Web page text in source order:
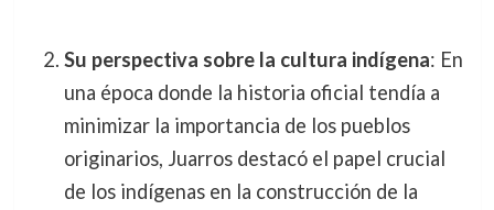
Su perspectiva sobre la cultura indígena: En
una época donde la historia oficial tendía a
minimizar la importancia de los pueblos
originarios, Juarros destacó el papel crucial
de los indígenas en la construcción de la